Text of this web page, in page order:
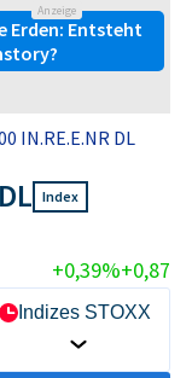
Anzeige
Erden: Entsteht
IN.RE.E.NR DL
Index
+0,39%+0,87
Indizes STOXX